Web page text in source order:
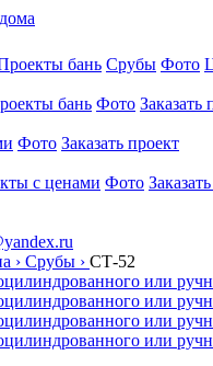
бань Срубы Фото
бань Фото Заказать
Фото Заказать проект
с ценами Фото
› Срубы › СТ-52